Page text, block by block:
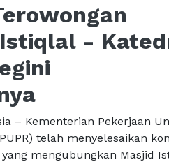
-
– Kementerian Pekerjaan
telah menyelesaikan
mengubungkan Masjid